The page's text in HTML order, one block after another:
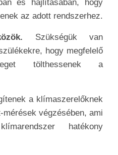
és hajlításában, hogy
az adott rendszerhez.
Szükségük van
hogy megfelelő
tölthessenek a
a klímaszerelőknek
végzésében, ami
hatékony